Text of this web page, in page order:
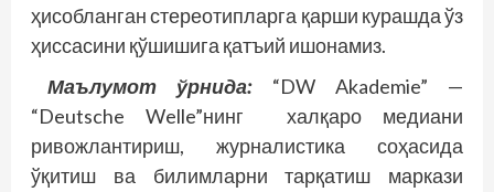
ҳисобланган стереотипларга қарши курашда ўз
ҳиссасини қўшишига қатъий ишонамиз.
Маълумот ўрнида:“DW Akademie” —
“Deutsche Welle”нинг халқаро медиани
ривожлантириш, журналистика соҳасида
ўқитиш ва билимларни тарқатиш маркази